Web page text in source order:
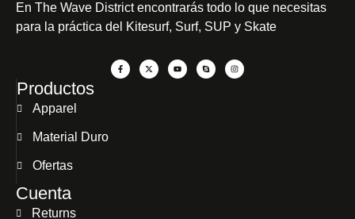
En The Wave Districtencontrarás todo lo que necesitas
para la práctica del Kitesurf, Surf, SUP y Skate
Productos
Apparel
Material Duro
Ofertas
Cuenta
Returns